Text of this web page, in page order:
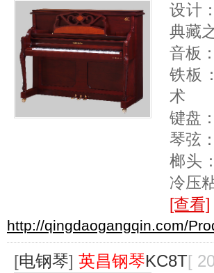
设计
典藏
音板
铁板
术
键盘
琴弦
榔头
冷压
[查看]
http://qingdaogangqin.com/
[电钢琴] 英昌钢琴KC8T[